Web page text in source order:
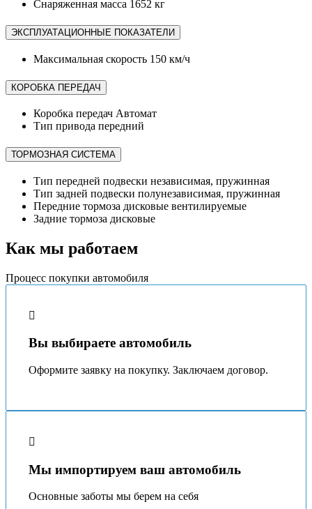
Снаряженная масса 1652 кг
ЭКСПЛУАТАЦИОННЫЕ ПОКАЗАТЕЛИ
Максимальная скорость 150 км/ч
КОРОБКА ПЕРЕДАЧ
Коробка передач Автомат
Тип привода передний
ТОРМОЗНАЯ СИСТЕМА
Тип передней подвески независимая, пружинная
Тип задней подвески полунезависимая, пружинная
Передние тормоза дисковые вентилируемые
Задние тормоза дисковые
Как мы работаем
Процесс покупки автомобиля
Вы выбираете автомобиль
Оформите заявку на покупку. Заключаем договор.
Мы импортируем ваш автомобиль
Основные заботы мы берeм на себя